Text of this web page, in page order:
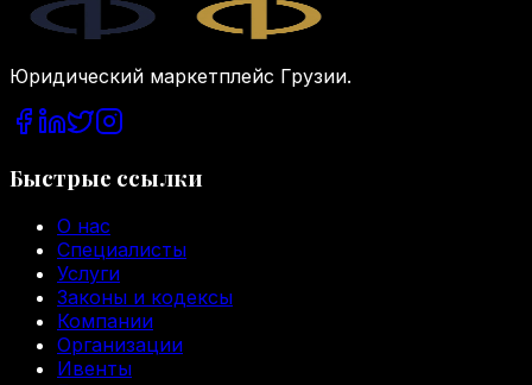
Юридический маркетплейс Грузии.
Быстрые ссылки
О нас
Специалисты
Услуги
Законы и кодексы
Компании
Организации
Ивенты